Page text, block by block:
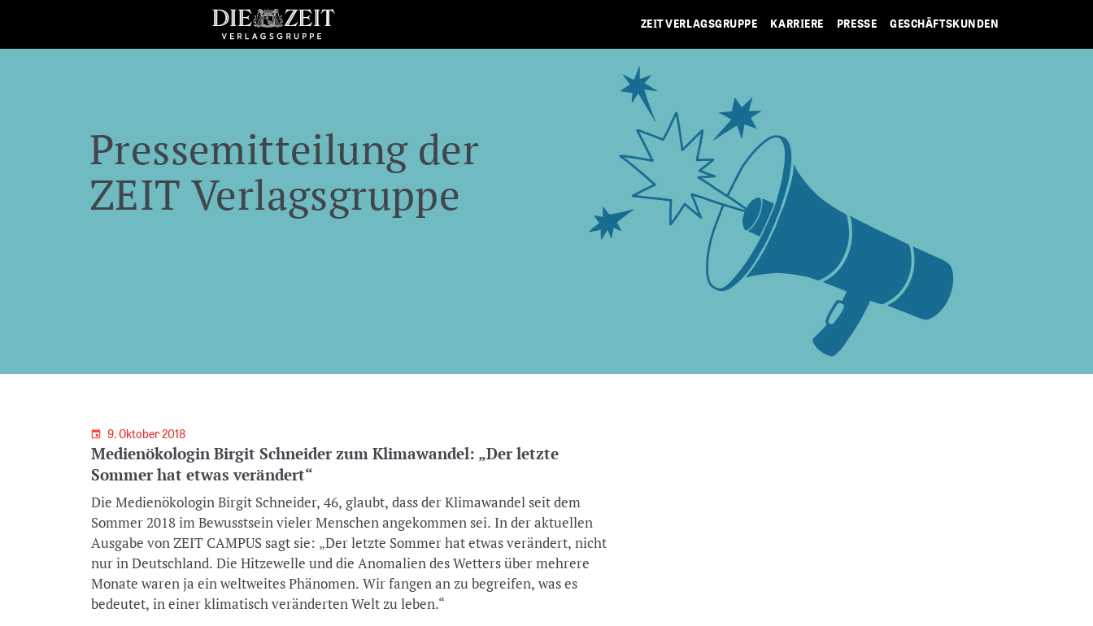
ZEIT VERLAGSGRUPPE KARRIERE PRESSE GESCHÄFTSKUNDEN
Pressemitteilung der
ZEIT Verlagsgruppe
9. Oktober 2018
Medienökologin Birgit Schneider zum Klimawandel: „Der letzte
Sommer hat etwas verändert“
Die Medienökologin Birgit Schneider, 46, glaubt, dass der Klimawandel seit dem
Sommer 2018 im Bewusstsein vieler Menschen angekommen sei. In der aktuellen
Ausgabe von ZEIT CAMPUS sagt sie: „Der letzte Sommer hat etwas verändert, nicht
nur in Deutschland. Die Hitzewelle und die Anomalien des Wetters über mehrere
Monate waren ja ein weltweites Phänomen. Wir fangen an zu begreifen, was es
bedeutet, in einer klimatisch veränderten Welt zu leben.“